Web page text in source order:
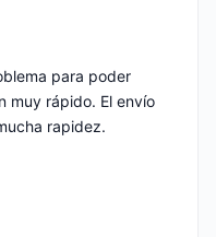
para poder
muy rápido. El envío
rapidez.